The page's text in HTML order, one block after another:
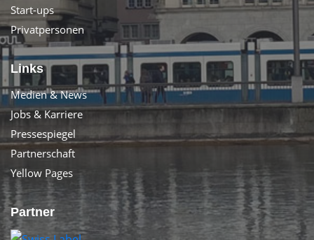
Start-ups
Privatpersonen
Links
Medien & News
Jobs & Karriere
Pressespiegel
Partnerschaft
Yellow Pages
Partner